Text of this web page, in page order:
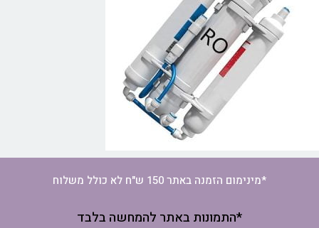
*מינימום הזמנה באתר 150 ש"ח לא כולל משלוח
*התמונות באתר להמחשה בלבד